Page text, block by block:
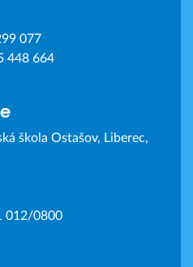
077
448 664
škola Ostašov, Liberec,
012/0800